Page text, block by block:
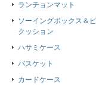
ランチョンマット
ソーイングボックス＆
クッション
ハサミケース
バスケット
カードケース